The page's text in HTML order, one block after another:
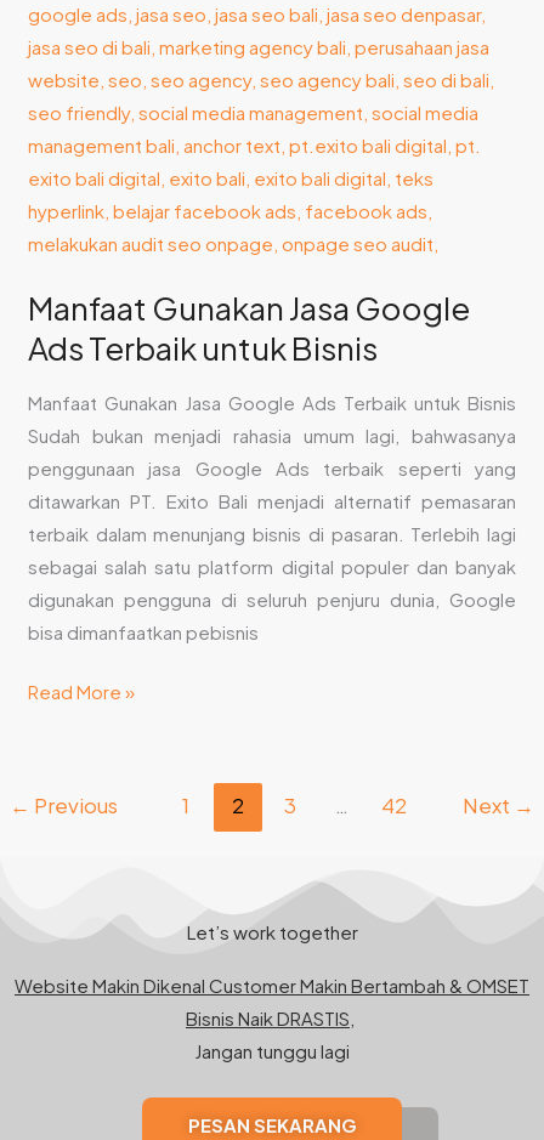
Manfaat Gunakan Jasa Google
Ads Terbaik untuk Bisnis
Manfaat Gunakan Jasa Google Ads Terbaik untuk Bisnis
Sudah bukan menjadi rahasia umum lagi, bahwasanya
penggunaan jasa Google Ads terbaik seperti yang
ditawarkan PT. Exito Bali menjadi alternatif pemasaran
terbaik dalam menunjang bisnis di pasaran. Terlebih lagi
sebagai salah satu platform digital populer dan banyak
digunakan pengguna di seluruh penjuru dunia, Google
bisa dimanfaatkan pebisnis
Ads
Terbaik
untuk
Bisnis
Read More »
← Previous 1 2 3 … 42 Next →
Let’s work together
Website Makin Dikenal Customer Makin Bertambah & OMSET
Bisnis Naik DRASTIS,
Jangan tunggu lagi
PESAN SEKARANG